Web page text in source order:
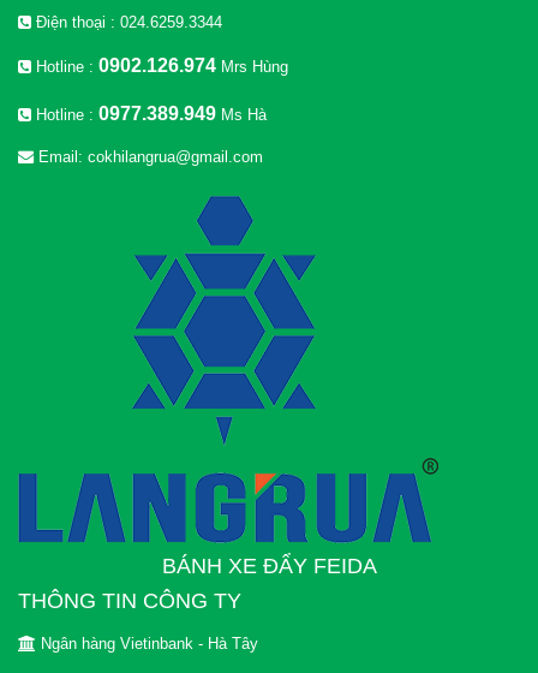
Điện thoại : 024.6259.3344
Hotline : 0902.126.974 Mrs Hùng
Hotline : 0977.389.949 Ms Hà
Email: cokhilangrua@gmail.com
BÁNH XE ĐẨY FEIDA
THÔNG TIN CÔNG TY
Ngân hàng Vietinbank - Hà Tây